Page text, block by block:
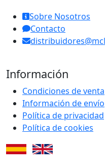
Sobre Nosotros
Contacto
Información
Condiciones de venta
Información de envío
Política de privacidad
Política de cookies